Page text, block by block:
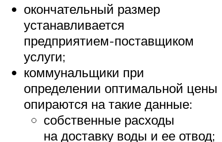
окончательный размер
устанавливается
предприятием-поставщиком
услуги;
коммунальщики при
определении оптимальной цены
опираются на такие данные:
собственные расходы
на доставку воды и ее отвод;